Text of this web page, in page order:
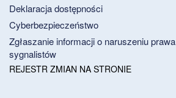
Deklaracja dostępności
Cyberbezpieczeństwo
Zgłaszanie informacji o naruszeniu
sygnalistów
REJESTR ZMIAN NA STRONIE